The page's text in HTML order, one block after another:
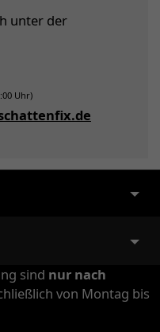
unter der
Uhr)
sind nur nach
von Montag bis